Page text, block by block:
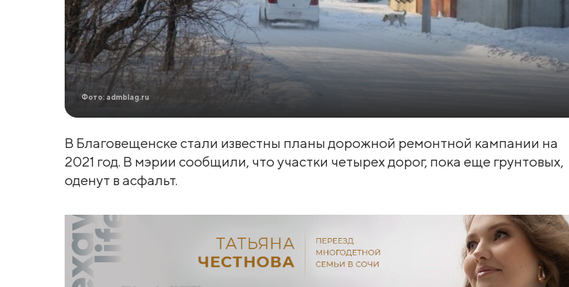
Фото: admblag.ru
В Благовещенске стали известны планы дорожной ремонтной кампании на
2021 год. В мэрии сообщили, что участки четырех дорог, пока еще грунтовых,
оденут в асфальт.